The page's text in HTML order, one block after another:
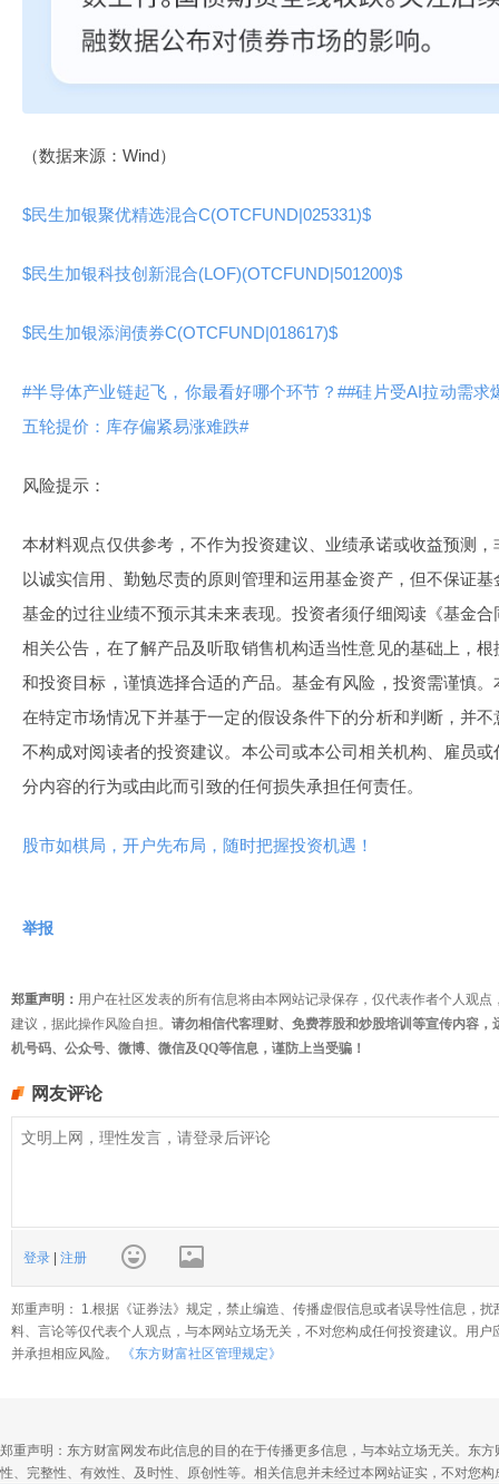
（数据来源：Wind）
$民生加银聚优精选混合C(OTCFUND|025331)$
$民生加银科技创新混合(LOF)(OTCFUND|501200)$
$民生加银添润债券C(OTCFUND|018617)$
#半导体产业链起飞，你最看好哪个环节？##硅片受AI拉动需求
五轮提价：库存偏紧易涨难跌#
风险提示：
本材料观点仅供参考，不作为投资建议、业绩承诺或收益预测
以诚实信用、勤勉尽责的原则管理和运用基金资产，但不保证
基金的过往业绩不预示其未来表现。投资者须仔细阅读《基金
相关公告，在了解产品及听取销售机构适当性意见的基础上，
和投资目标，谨慎选择合适的产品。基金有风险，投资需谨慎
在特定市场情况下并基于一定的假设条件下的分析和判断，并
不构成对阅读者的投资建议。本公司或本公司相关机构、雇员
分内容的行为或由此而引致的任何损失承担任何责任。
股市如棋局，开户先布局，随时把握投资机遇！
举报
郑重声明： 用户在社区发表的所有信息将由本网站记录保存，仅代表作者个人观
建议，据此操作风险自担。 请勿相信代客理财、免费荐股和炒股培训等宣传内容
机号码、公众号、微博、微信及QQ等信息，谨防上当受骗！
网友评论
登录 注册
郑重声明： 1.根据《证券法》规定，禁止编造、传播虚假信息或者误导性信息，
料、言论等仅代表个人观点，与本网站立场无关，不对您构成任何投资建议。用
并承担相应风险。
《东方财富社区管理规定》
郑重声明：东方财富网发布此信息的目的在于传播更多信息，与本站立场无关。东
性、完整性、有效性、及时性、原创性等。相关信息并未经过本网站证实，不对您